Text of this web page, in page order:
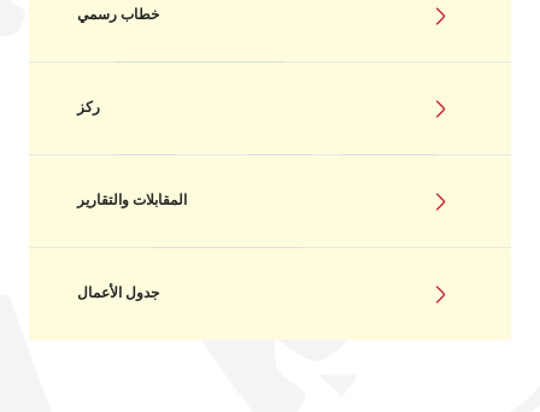
خطاب رسمي
ركز
المقابلات والتقارير
جدول الأعمال